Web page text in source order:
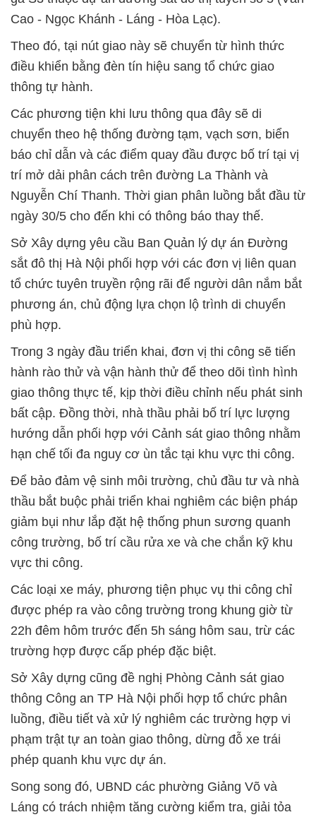
Cao - Ngọc Khánh - Láng - Hòa Lạc).
Theo đó, tại nút giao này sẽ chuyển từ hình thức
điều khiển bằng đèn tín hiệu sang tổ chức giao
thông tự hành.
Các phương tiện khi lưu thông qua đây sẽ di
chuyển theo hệ thống đường tạm, vạch sơn, biển
báo chỉ dẫn và các điểm quay đầu được bố trí tại vị
trí mở dải phân cách trên đường La Thành và
Nguyễn Chí Thanh. Thời gian phân luồng bắt đầu từ
ngày 30/5 cho đến khi có thông báo thay thế.
Sở Xây dựng yêu cầu Ban Quản lý dự án Đường
sắt đô thị Hà Nội phối hợp với các đơn vị liên quan
tổ chức tuyên truyền rộng rãi để người dân nắm bắt
phương án, chủ động lựa chọn lộ trình di chuyển
phù hợp.
Trong 3 ngày đầu triển khai, đơn vị thi công sẽ tiến
hành rào thử và vận hành thử để theo dõi tình hình
giao thông thực tế, kịp thời điều chỉnh nếu phát sinh
bất cập. Đồng thời, nhà thầu phải bố trí lực lượng
hướng dẫn phối hợp với Cảnh sát giao thông nhằm
hạn chế tối đa nguy cơ ùn tắc tại khu vực thi công.
Để bảo đảm vệ sinh môi trường, chủ đầu tư và nhà
thầu bắt buộc phải triển khai nghiêm các biện pháp
giảm bụi như lắp đặt hệ thống phun sương quanh
công trường, bố trí cầu rửa xe và che chắn kỹ khu
vực thi công.
Các loại xe máy, phương tiện phục vụ thi công chỉ
được phép ra vào công trường trong khung giờ từ
22h đêm hôm trước đến 5h sáng hôm sau, trừ các
trường hợp được cấp phép đặc biệt.
Sở Xây dựng cũng đề nghị Phòng Cảnh sát giao
thông Công an TP Hà Nội phối hợp tổ chức phân
luồng, điều tiết và xử lý nghiêm các trường hợp vi
phạm trật tự an toàn giao thông, dừng đỗ xe trái
phép quanh khu vực dự án.
Song song đó, UBND các phường Giảng Võ và
Láng có trách nhiệm tăng cường kiểm tra, giải tỏa